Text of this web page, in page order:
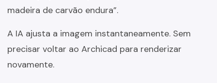
madeira de carvão endura”.
A IA ajusta a imagem instantaneamente. Sem
precisar voltar ao Archicad para renderizar
novamente.